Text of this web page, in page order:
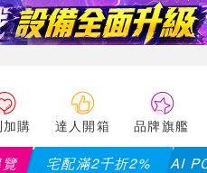
購 達人開箱 品牌旗艦
宅配滿2千折2% AI